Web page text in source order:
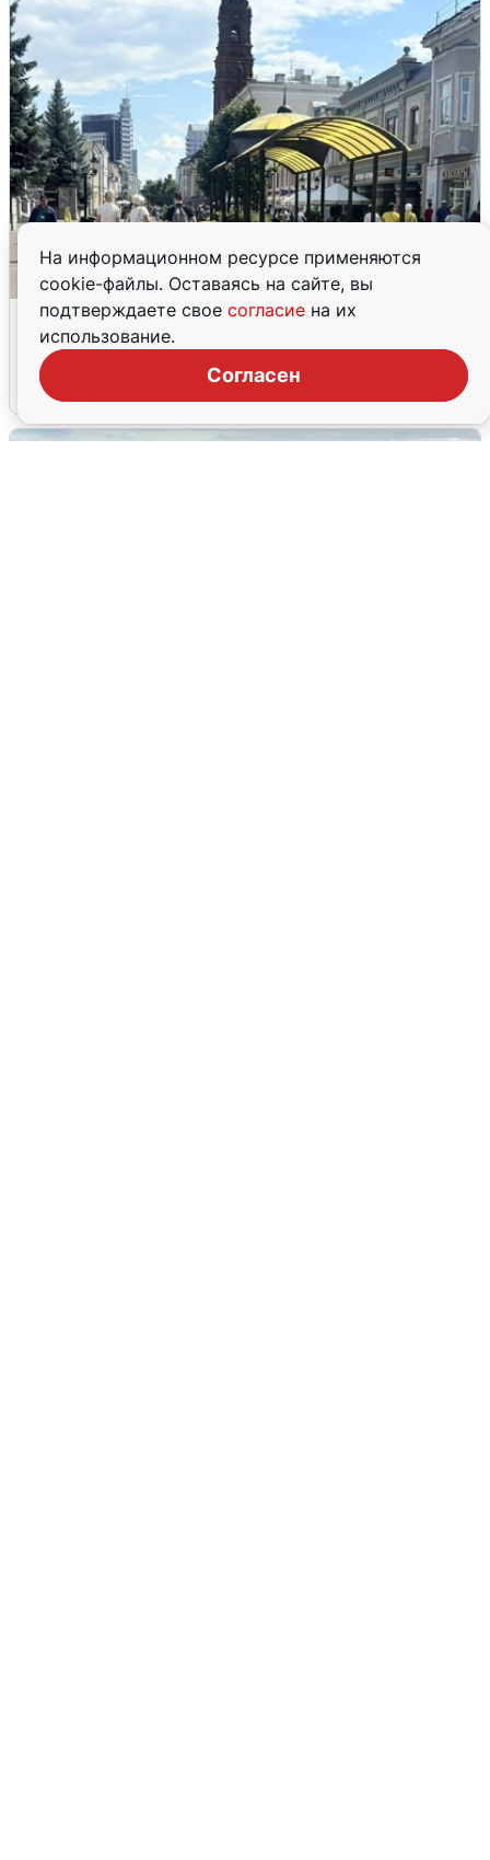
На информационном ресурсе применяются
cookie-файлы. Оставаясь на сайте, вы
подтверждаете свое согласие на их
использование.
Согласен
У соседей пожар и сбои: что было при
режиме БПЛА в Прикамье
5 августа